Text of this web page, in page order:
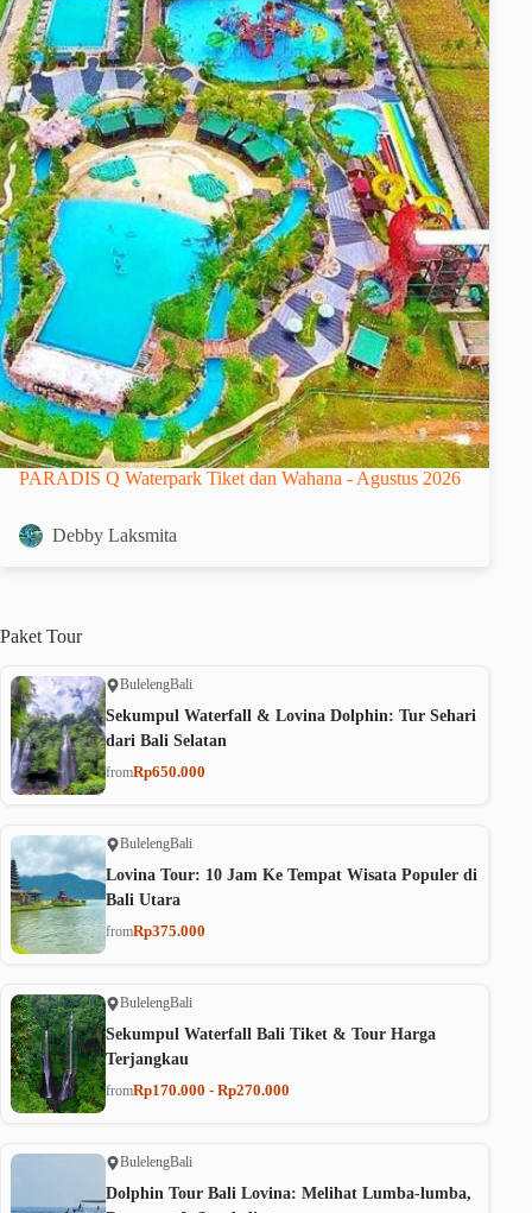
PARADIS Q Waterpark Tiket dan Wahana - Agustus 2026
Debby Laksmita
Paket Tour
BulelengBali
Sekumpul Waterfall & Lovina Dolphin: Tur Sehari
dari Bali Selatan
fromRp650.000
BulelengBali
Lovina Tour: 10 Jam Ke Tempat Wisata Populer di
Bali Utara
fromRp375.000
BulelengBali
Sekumpul Waterfall Bali Tiket & Tour Harga
Terjangkau
fromRp170.000 - Rp270.000
BulelengBali
Dolphin Tour Bali Lovina: Melihat Lumba-lumba,